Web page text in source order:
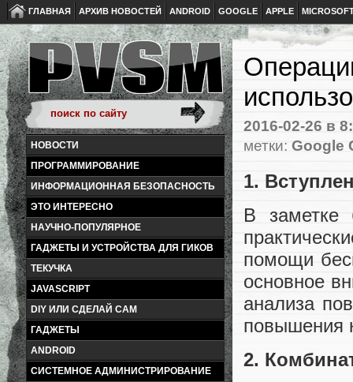
ГЛАВНАЯ АРХИВ НОВОСТЕЙ ANDROID GOOGLE APPLE
НОВОСТИ
ПРОГРАММИРОВАНИЕ
ИНФОРМАЦИОННАЯ БЕЗОПАСНОСТЬ
ЭТО ИНТЕРЕСНО
НАУЧНО-ПОПУЛЯРНОЕ
ГАДЖЕТЫ И УСТРОЙСТВА ДЛЯ ГИКОВ
ТЕКУЧКА
JAVASCRIPT
DIY ИЛИ СДЕЛАЙ САМ
ГАДЖЕТЫ
ANDROID
СИСТЕМНОЕ АДМИНИСТРИРОВАНИЕ
2016-02-26 в
метки: Google
1.
В заметке
помощи
основное
анализа
повышения
2.